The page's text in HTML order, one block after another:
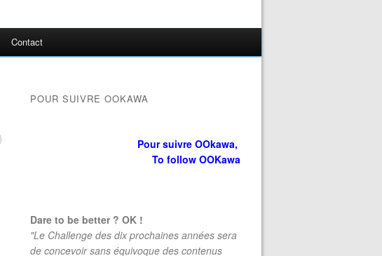
Contact
POUR SUIVRE OOKAWA
Pour suivre OOkawa,
To follow OOKawa
Dare to be better ? OK !
"Le Challenge des dix prochaines années sera
de concevoir sans équivoque des contenus